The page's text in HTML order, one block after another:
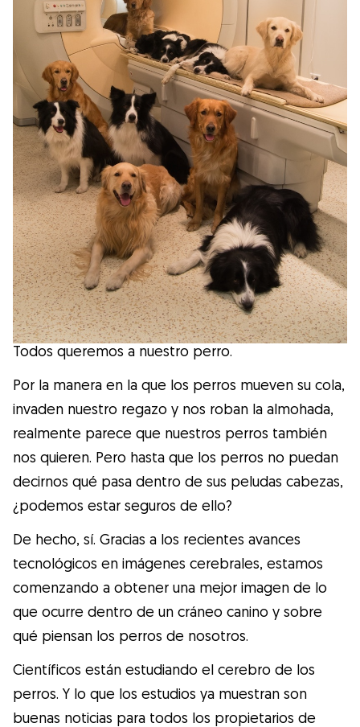
Salud
Accesorios
Educación Canina
Más contenido
Razas
Buscar cuidadores
¿Qué es Gudog?
Gudog es la forma más fácil de encontrar y
reservar con el cuidador de perros
perfecto. ¡Miles de cuidadores están
disponibles para cuidar de tu perro como si
fuera un miembro más de su familia! Todas
las reservas incluyen Cobertura Veterinaria
y cancelación gratuíta
Descubre Gudog
Todos queremos a nuestro perro.
Por la manera en la que los perros mueven su cola,
invaden nuestro regazo y nos roban la almohada,
realmente parece que nuestros perros también
nos quieren. Pero hasta que los perros no puedan
decirnos qué pasa dentro de sus peludas cabezas,
¿podemos estar seguros de ello?
De hecho, sí. Gracias a los recientes avances
tecnológicos en imágenes cerebrales, estamos
comenzando a obtener una mejor imagen de lo
que ocurre dentro de un cráneo canino y sobre
qué piensan los perros de nosotros.
Científicos están estudiando el cerebro de los
perros. Y lo que los estudios ya muestran son
buenas noticias para todos los propietarios de